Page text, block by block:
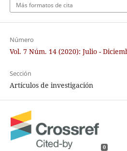
Más formatos de cita
Número
Vol. 7 Núm. 14 (2020): Julio -
Sección
Artículos de investigación
0